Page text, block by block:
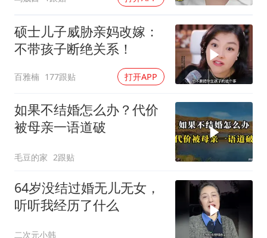
硕士儿子威胁亲妈改嫁：
不带孩子断绝关系！
百雅楠 177跟贴 打开APP
如果不结婚怎么办？代价
被母亲一语道破
毛豆的家 2跟贴
64岁没结过婚无儿无女，
听听我经历了什么
二次元小韩